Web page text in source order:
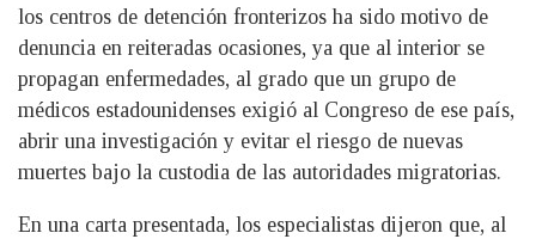
los centros de detención fronterizos ha sido motivo de
denuncia en reiteradas ocasiones, ya que al interior se
propagan enfermedades, al grado que un grupo de
médicos estadounidenses exigió al Congreso de ese país,
abrir una investigación y evitar el riesgo de nuevas
muertes bajo la custodia de las autoridades migratorias.
En una carta presentada, los especialistas dijeron que, al